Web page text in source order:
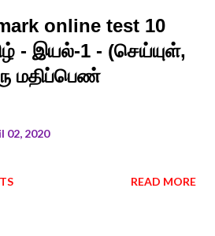
online test 10
- இயல்-1 - (செய்யுள்,
மதிப்பெண்
02, 2020
READ MORE